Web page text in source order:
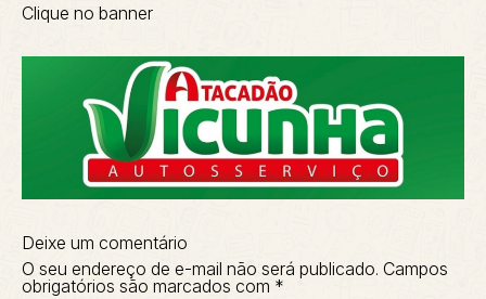
Clique no banner
Deixe um comentário
O seu endereço de e-mail não será publicado. Campos
obrigatórios são marcados com *